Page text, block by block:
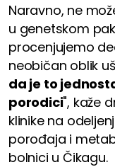
Naravno, ne
u genetskom
procenjujemo
neobičan oblik
da je to
porodici", kaže
klinike na
porođaja i
bolnici u Čikagu.